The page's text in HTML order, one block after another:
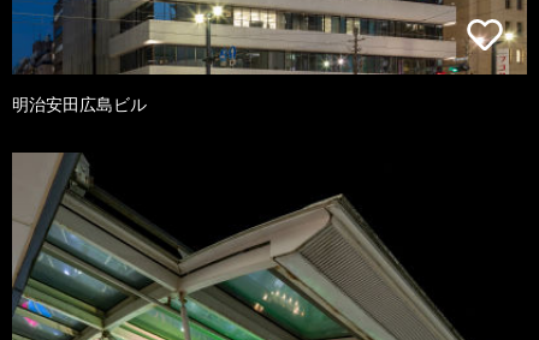
明治安田広島ビル